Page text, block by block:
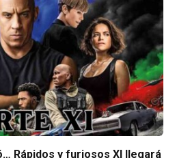
Rápidos y furiosos XI llegará